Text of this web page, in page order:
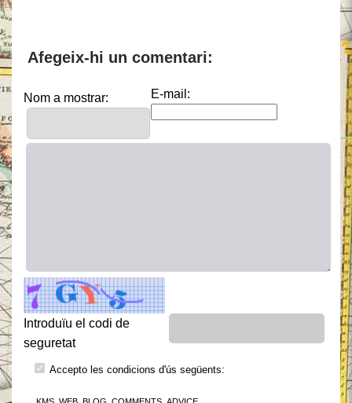
Afegeix-hi un comentari:
Nom a mostrar: E-mail:
Introduïu el codi de
seguretat
Accepto les condicions d'ús següents: